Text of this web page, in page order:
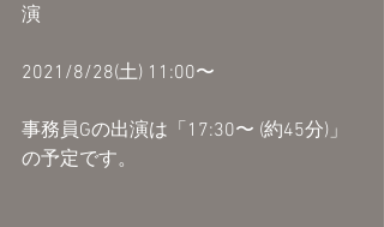
演
2021/8/28(土) 11:00〜
事務員Gの出演は「17:30〜 (約45分)」
の予定です。